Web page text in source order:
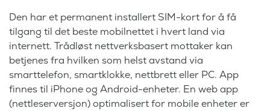
Den har et permanent installert SIM-kort for å få
tilgang til det beste mobilnettet i hvert land via
internett. Trådløst nettverksbasert mottaker kan
betjenes fra hvilken som helst avstand via
smarttelefon, smartklokke, nettbrett eller PC. App
finnes til iPhone og Android-enheter. En web app
(nettleserversjon) optimalisert for mobile enheter er